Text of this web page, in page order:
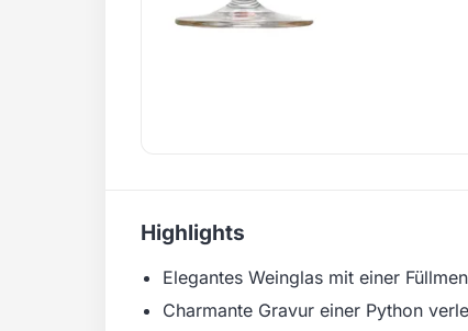
Highlights
Elegantes Weinglas mit einer
Charmante Gravur einer Python